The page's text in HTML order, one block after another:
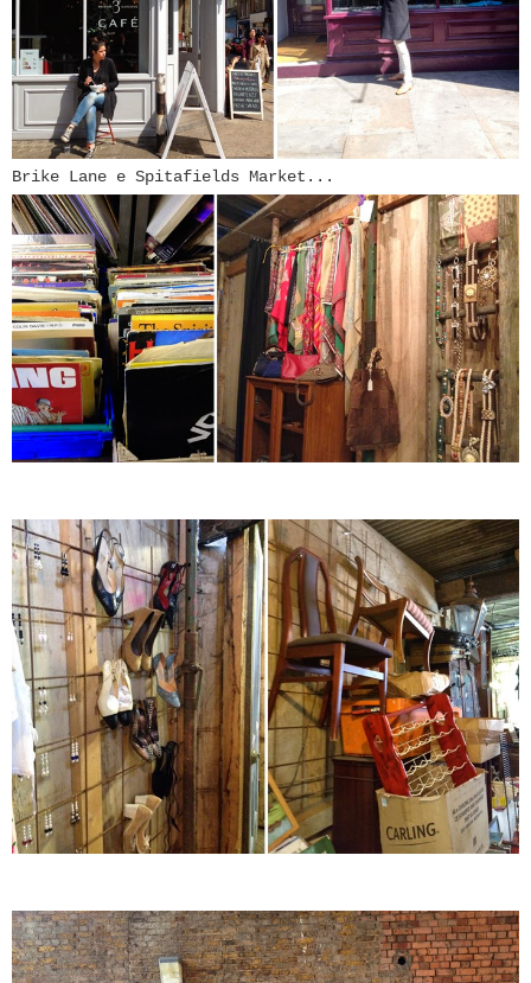
Brike Lane e Spitafields Market...